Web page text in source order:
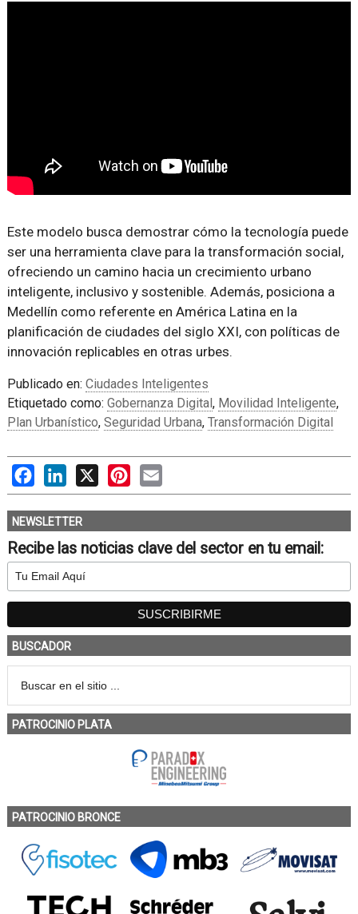
Este modelo busca demostrar cómo la tecnología puede
ser una herramienta clave para la transformación social,
ofreciendo un camino hacia un crecimiento urbano
inteligente, inclusivo y sostenible. Además, posiciona a
Medellín como referente en América Latina en la
planificación de ciudades del siglo XXI, con políticas de
innovación replicables en otras urbes.
Publicado en: Ciudades Inteligentes
Etiquetado como: Gobernanza Digital, Movilidad Inteligente,
Plan Urbanístico, Seguridad Urbana, Transformación Digital
FacebookLinkedIn
X PinterestEmail
NEWSLETTER
Recibe las noticias clave del sector en tu email:
BUSCADOR
PATROCINIO PLATA
PATROCINIO BRONCE